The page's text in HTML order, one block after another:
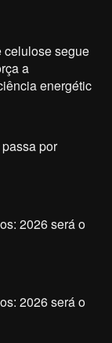
celulose segue
a
energétic
por
2026 será o
2026 será o